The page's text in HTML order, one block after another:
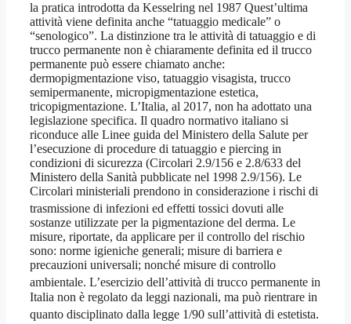
la pratica introdotta da Kesselring nel 1987 Quest’ultima
attività viene definita anche “tatuaggio medicale” o
“senologico”. La distinzione tra le attività di tatuaggio e di
trucco permanente non è chiaramente definita ed il trucco
permanente può essere chiamato anche:
dermopigmentazione viso, tatuaggio visagista, trucco
semipermanente, micropigmentazione estetica,
tricopigmentazione. L’Italia, al 2017, non ha adottato una
legislazione specifica. Il quadro normativo italiano si
riconduce alle Linee guida del Ministero della Salute per
l’esecuzione di procedure di tatuaggio e piercing in
condizioni di sicurezza (Circolari 2.9/156 e 2.8/633 del
Ministero della Sanità pubblicate nel 1998 2.9/156). Le
Circolari ministeriali prendono in considerazione i rischi di
trasmissione di infezioni ed effetti tossici dovuti alle
sostanze utilizzate per la pigmentazione del derma. Le
misure, riportate, da applicare per il controllo del rischio
sono: norme igieniche generali; misure di barriera e
precauzioni universali; nonché misure di controllo
ambientale. L’esercizio dell’attività di trucco permanente in
Italia non è regolato da leggi nazionali, ma può rientrare in
quanto disciplinato dalla legge 1/90 sull’attività di estetista.